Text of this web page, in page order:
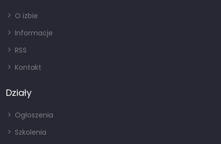
O izbie
Informacje
RSS
Kontakt
Działy
Ogłoszenia
Szkolenia